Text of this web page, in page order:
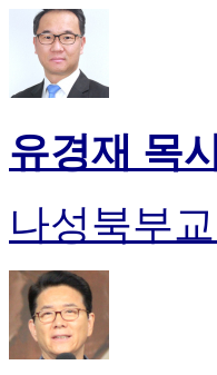
유경재 목
나성북부교